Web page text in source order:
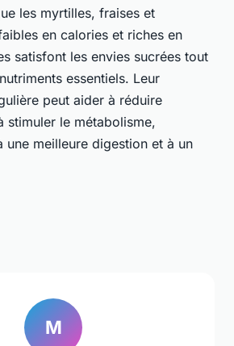
les myrtilles, fraises et
en calories et riches en
satisfont les envies sucrées tout
essentiels. Leur
peut aider à réduire
stimuler le métabolisme,
une meilleure digestion et à un
M